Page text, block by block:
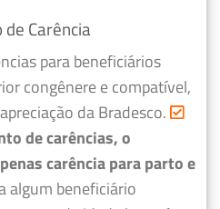
Carência
para beneficiários
congênere e compatível,
da Bradesco.
de carências, o
carência para parto e
algum beneficiário